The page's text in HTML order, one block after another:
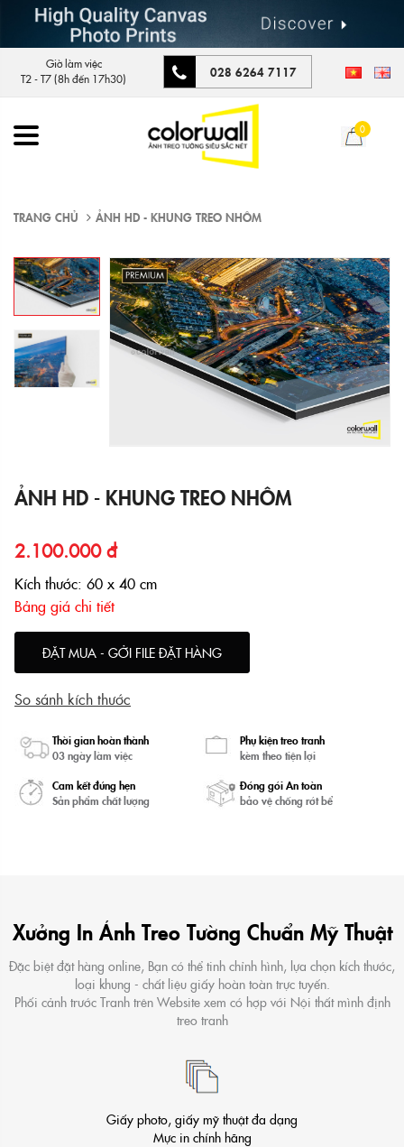
Giờ làm việc
T2 - T7 (8h đến 17h30)
028 6264 7117
0
TRANG CHỦ ẢNH HD - KHUNG TREO NHÔM
ẢNH HD - KHUNG TREO NHÔM
2.100.000 đ
Kích thước: 60 x 40 cm
Bảng giá chi tiết
ĐẶT MUA - GỞI FILE ĐẶT HÀNG
So sánh kích thước
Thời gian hoàn thành
03 ngày làm việc
Phụ kiện treo tranh
kèm theo tiện lợi
Cam kết đúng hẹn
Sản phẩm chất lượng
Đóng gói An toàn
bảo vệ chống rớt bể
Xưởng In Ảnh Treo Tường Chuẩn Mỹ Thuật
Đặc biệt đặt hàng online, Bạn có thể tinh chỉnh hình, lựa chọn kích thước,
loại khung - chất liệu giấy hoàn toàn trực tuyến.
Phối cảnh trước Tranh trên Website xem có hợp với Nội thất mình định
treo tranh
Giấy photo, giấy mỹ thuật đa dạng
Mực in chính hãng